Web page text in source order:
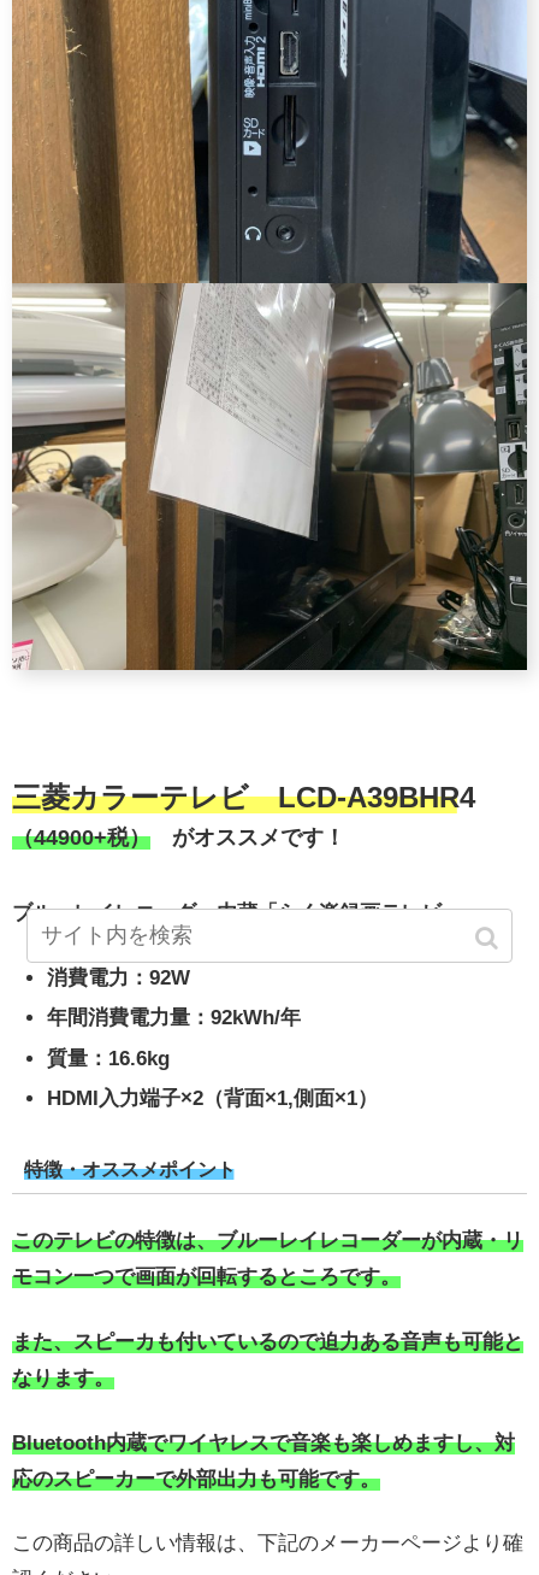
三菱カラーテレビ LCD-A39BHR4
（44900+税） がオススメです！
ブルーレイレコーダー内蔵「らく楽録画テレビ」
消費電力：92W
年間消費電力量：92kWh/年
質量：16.6kg
HDMI入力端子×2（背面×1,側面×1）
特徴・オススメポイント
このテレビの特徴は、ブルーレイレコーダーが内蔵・リ
モコン一つで画面が回転するところです。
また、スピーカも付いているので迫力ある音声も可能と
なります。
Bluetooth内蔵でワイヤレスで音楽も楽しめますし、対
応のスピーカーで外部出力も可能です。
この商品の詳しい情報は、下記のメーカーページより確